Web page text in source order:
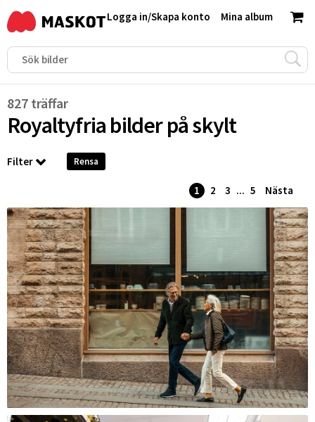
Mina album
Logga in/Skapa konto
827 träffar
Royaltyfria bilder påskylt
Filter Rensa
1 2 3 ... 5 Nästa